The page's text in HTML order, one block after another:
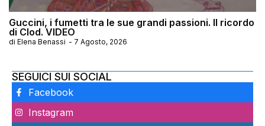
Guccini, i fumetti tra le sue grandi passioni. Il ricordo
di Clod. VIDEO
di Elena Benassi - 7 Agosto, 2026
SEGUICI SUI SOCIAL
Facebook
Instagram